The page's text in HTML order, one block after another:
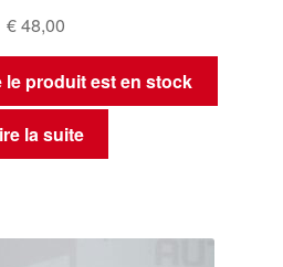
€48,00
produit est en stock
la suite